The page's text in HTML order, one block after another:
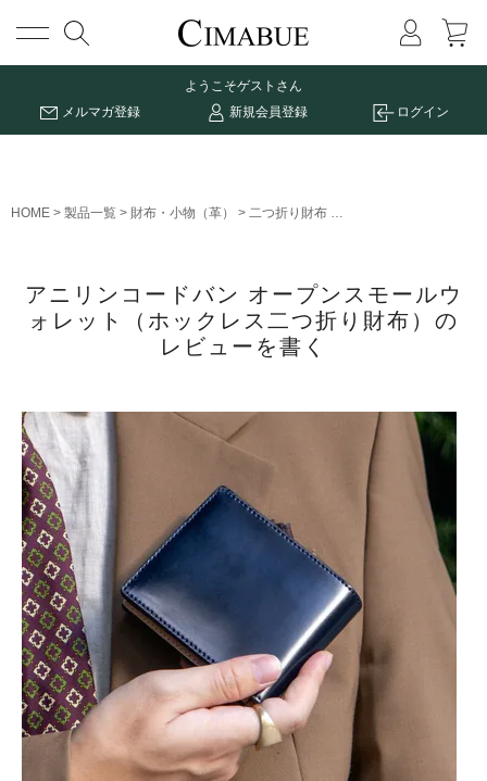
メニュー
ようこそゲストさん
メルマガ登録
新規会員登録 ログイン
HOME 製品一覧 財布・小物（革） 二つ折り財布 アニリンコードバン オ
アニリンコードバン オープンスモールウ
ォレット（ホックレス二つ折り財布）の
レビューを書く